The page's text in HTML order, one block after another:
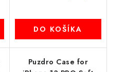
DO KOŠÍKA
Puzdro Case for